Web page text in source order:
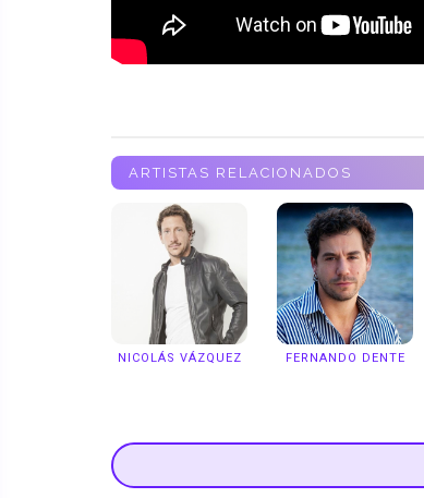
ARTISTAS RELACIONADOS
NICOLÁS VÁZQUEZ FERNANDO DENTE